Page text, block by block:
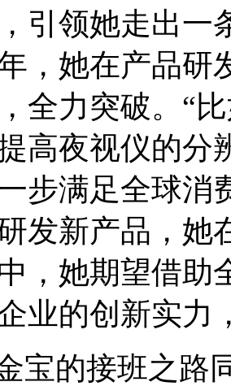
引领她走出一
，她在产品研
全力突破。“
高夜视仪的分
步满足全球消
发新产品，她
，她期望借助
业的创新实力
宝的接班之路